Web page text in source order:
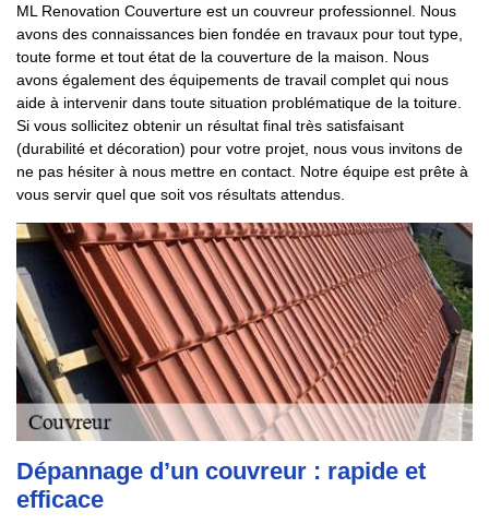
ML Renovation Couverture est un couvreur professionnel. Nous
avons des connaissances bien fondée en travaux pour tout type,
toute forme et tout état de la couverture de la maison. Nous
avons également des équipements de travail complet qui nous
aide à intervenir dans toute situation problématique de la toiture.
Si vous sollicitez obtenir un résultat final très satisfaisant
(durabilité et décoration) pour votre projet, nous vous invitons de
ne pas hésiter à nous mettre en contact. Notre équipe est prête à
vous servir quel que soit vos résultats attendus.
Dépannage d’un couvreur : rapide et
efficace